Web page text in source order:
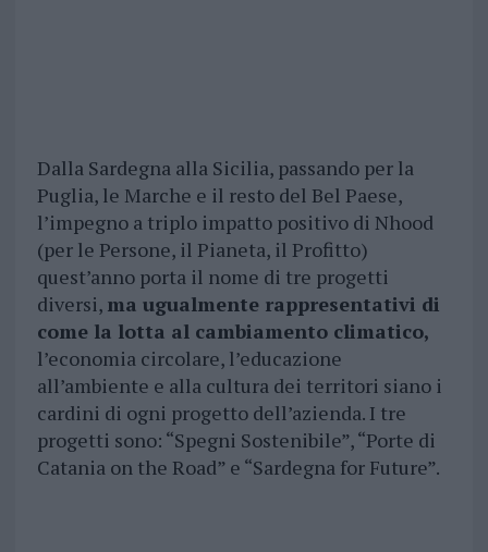
Dalla Sardegna alla Sicilia, passando per la
Puglia, le Marche e il resto del Bel Paese,
l’impegno a triplo impatto positivo di Nhood
(per le Persone, il Pianeta, il Profitto)
quest’anno porta il nome di tre progetti
diversi, ma ugualmente rappresentativi di
come la lotta al cambiamento climatico,
l’economia circolare, l’educazione
all’ambiente e alla cultura dei territori siano i
cardini di ogni progetto dell’azienda. I tre
progetti sono: “Spegni Sostenibile”, “Porte di
Catania on the Road” e “Sardegna for Future”.